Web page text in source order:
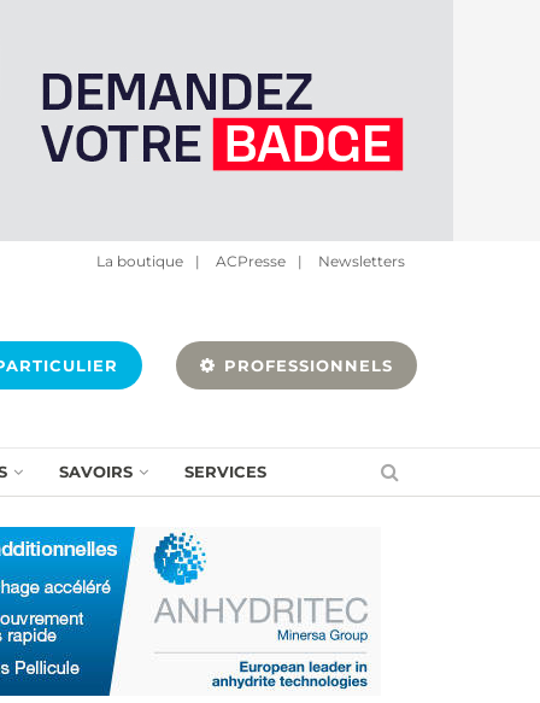
La boutique | ACPresse | Newsletters
PROFESSIONNELS
SAVOIRS SERVICES